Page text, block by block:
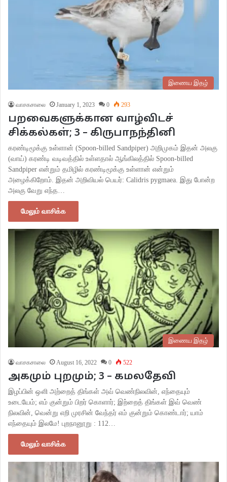
இணைய இதழ்
வாசகசாலை January 1, 2023 0 293
பறவைகளுக்கான வாழ்விடச்
சிக்கல்கள்; 3 – கிருபாநந்தினி
கரண்டிமூக்கு உள்ளான் (Spoon-billed Sandpiper) அறிமுகம் இதன் அலகு
(வாய்) கரண்டி வடிவத்தில் உள்ளதால் ஆங்கிலத்தில் Spoon-billed
Sandpiper என்றும் தமிழில் கரண்டிமூக்கு உள்ளான் என்றும்
அழைக்கிறோம். இதன் அறிவியல் பெயர்: Calidris pygmaea. இது போன்ற
அலகு வேறு எந்த…
மேலும் வாசிக்க
இணைய இதழ்
வாசகசாலை August 16, 2022 0 522
அகமும் புறமும்; 3 – கமலதேவி
இழப்பின் ஔி அற்றைத் திங்கள் அவ் வெண்நிலவின், எந்தையும்
உடையேம்; எம் குன்றும் பிறர் கொளார்; இற்றைத் திங்கள் இவ் வெண்
நிலவின், வென்று எறி முரசின் வேந்தர் எம் குன்றும் கொண்டார்; யாம்
எந்தையும் இலமே! புறநானூறு : 112…
மேலும் வாசிக்க